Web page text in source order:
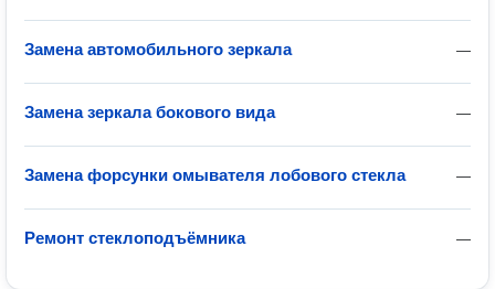
—
Замена автомобильного зеркала
—
Замена зеркала бокового вида
—
Замена форсунки омывателя лобового стекла
—
Ремонт стеклоподъёмника